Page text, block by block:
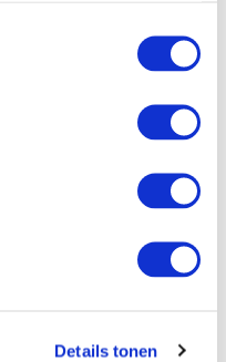
Details tonen